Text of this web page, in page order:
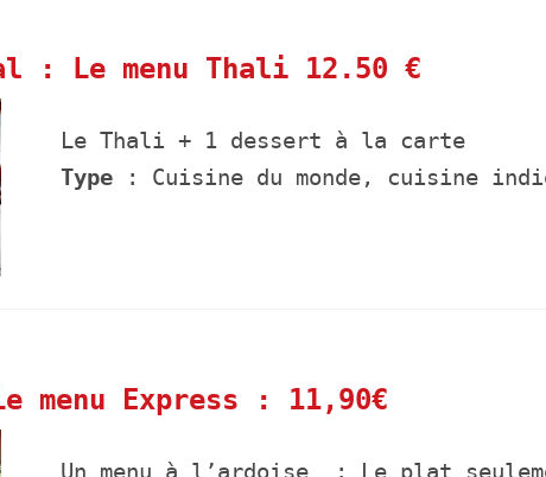
: Le menu Thali 12.50 €
Le Thali + 1 dessert à la carte
Type : Cuisine du monde, cuisine
menu Express : 11,90€
Un menu à l’ardoise : Le plat